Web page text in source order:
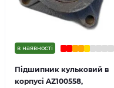
в наявності
Підшипник кульковий в
корпусі AZ100558,